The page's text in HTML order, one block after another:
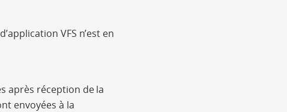
VFS n’est en
après réception de la
envoyées à la